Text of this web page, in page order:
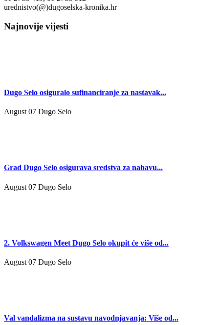
urednistvo(@)dugoselska-kronika.hr
Najnovije vijesti
Dugo Selo osiguralo sufinanciranje za nastavak...
August 07 Dugo Selo
Grad Dugo Selo osigurava sredstva za nabavu...
August 07 Dugo Selo
2. Volkswagen Meet Dugo Selo okupit će više od...
August 07 Dugo Selo
Val vandalizma na sustavu navodnjavanja: Više od...